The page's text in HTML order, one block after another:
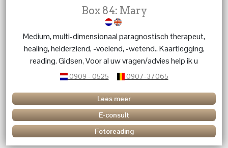
Box 84: Mary
Medium, multi-dimensionaal paragnostisch therapeut,
healing, helderziend, -voelend, -wetend.. Kaartlegging,
reading. Gidsen, Voor al uw vragen/advies help ik u
graag verder.
0909 - 0525 0907-37065
Lees meer
E-consult
Fotoreading